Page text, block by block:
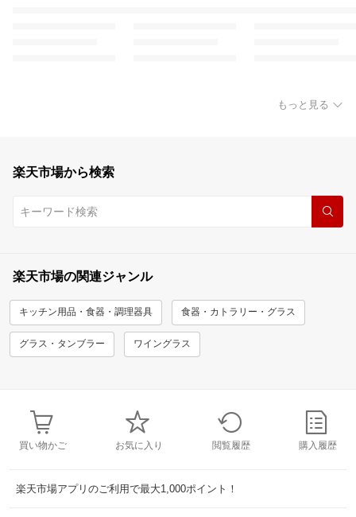
もっと見る
楽天市場から検索
楽天市場の関連ジャンル
キッチン用品・食器・調理器具 食器・カトラリー・グラス
グラス・タンブラー ワイングラス
買い物かご お気に入り 閲覧履歴 購入履歴
楽天市場アプリのご利用で最大1,000ポイント！